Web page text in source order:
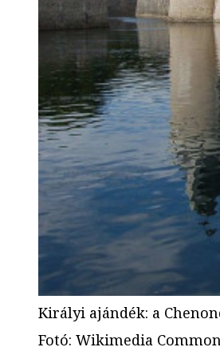
Királyi ajándék: a
Fotó: Wikimedia